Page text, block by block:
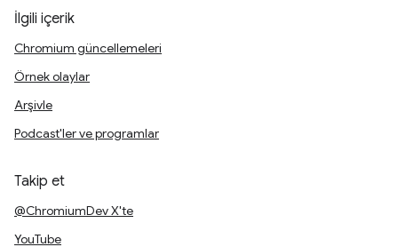
İlgili içerik
Chromium güncellemeleri
Örnek olaylar
Arşivle
Podcast'ler ve programlar
Takip et
@ChromiumDev X'te
YouTube